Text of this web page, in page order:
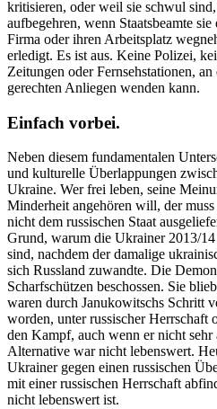
kriti­sieren, oder weil sie schwul
aufbe­gehren, wenn Staats­beamte
Firma oder ihren Arbeits­platz
erledigt. Es ist aus. Keine Polizei,
Zeitungen oder Fernseh­sta­tionen,
gerechten Anliegen wenden kann.
Einfach vorbei.
Neben diesem funda­men­talen
und kultu­relle Überlap­pungen
Ukraine. Wer frei leben, seine
Minderheit angehören will, der
nicht dem russi­schen Staat
Grund, warum die Ukrainer 2013/​
sind, nachdem der damalige
sich Russland zuwandte. Die
Scharf­schützen beschossen. Sie
waren durch Januko­witschs Schritt
worden, unter russi­scher Herrschaft
den Kampf, auch wenn er nicht sehr
Alter­native war nicht lebenswert.
Ukrainer gegen einen russi­schen
mit einer russi­schen Herrschaft
nicht lebenswert ist.